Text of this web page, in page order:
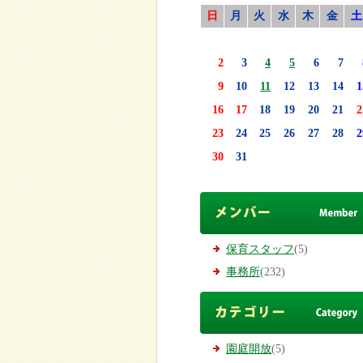
日
月 火 水 木 金
土
2
3 4 5 6 7
9
10 11 12 13 14
16
17 18 19 20 21
23
24 25 26 27 28
30
31
保育スタッフ(5)
事務所(232)
園庭開放(5)